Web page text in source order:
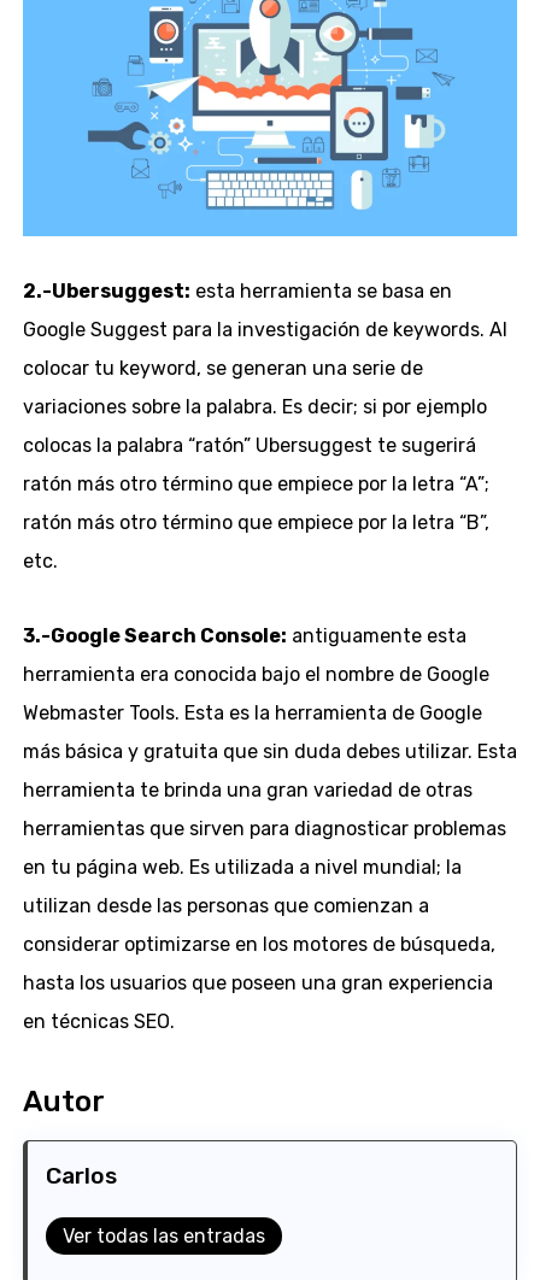
2.-Ubersuggest: esta herramienta se basa en
Google Suggest para la investigación de keywords. Al
colocar tu keyword, se generan una serie de
variaciones sobre la palabra. Es decir; si por ejemplo
colocas la palabra “ratón” Ubersuggest te sugerirá
ratón más otro término que empiece por la letra “A”;
ratón más otro término que empiece por la letra “B”,
etc.
3.-Google Search Console: antiguamente esta
herramienta era conocida bajo el nombre de Google
Webmaster Tools. Esta es la herramienta de Google
más básica y gratuita que sin duda debes utilizar. Esta
herramienta te brinda una gran variedad de otras
herramientas que sirven para diagnosticar problemas
en tu página web. Es utilizada a nivel mundial; la
utilizan desde las personas que comienzan a
considerar optimizarse en los motores de búsqueda,
hasta los usuarios que poseen una gran experiencia
en técnicas SEO.
Autor
Carlos
Ver todas las entradas